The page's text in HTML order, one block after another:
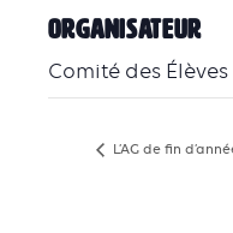
ORGANISATEUR
Comité des
L’AG de fin